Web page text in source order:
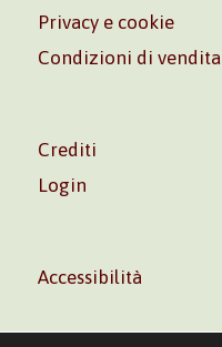
Privacy e cookie
Condizioni di vendita
Crediti
Login
Accessibilità